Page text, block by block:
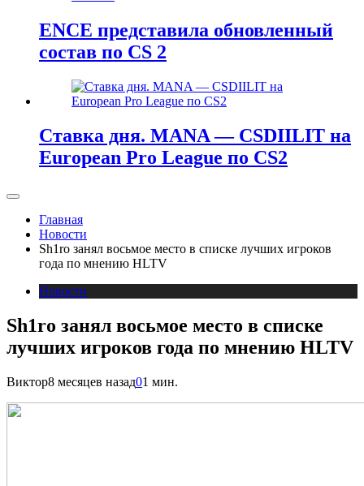
ENCE представила обновленный
состав по CS 2
Ставка дня. MANA — CSDIILIT на
European Pro League по CS2
Главная
Новости
Sh1ro занял восьмое место в списке лучших игроков
года по мнению HLTV
Новости
Sh1ro занял восьмое место в списке
лучших игроков года по мнению HLTV
Виктор8 месяцев назад01 мин.